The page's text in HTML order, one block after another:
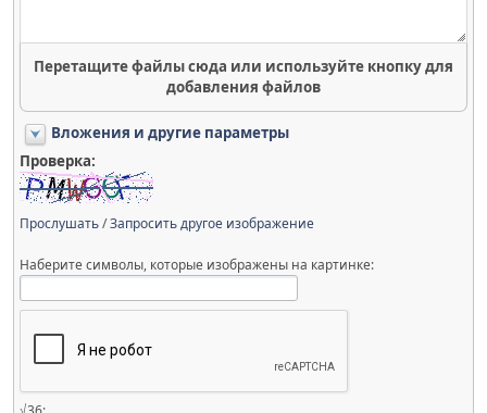
Перетащите файлы сюда или используйте кнопку для
добавления файлов
Вложения и другие параметры
Проверка:
Прослушать/Запросить другое изображение
Наберите символы, которые изображены на картинке: